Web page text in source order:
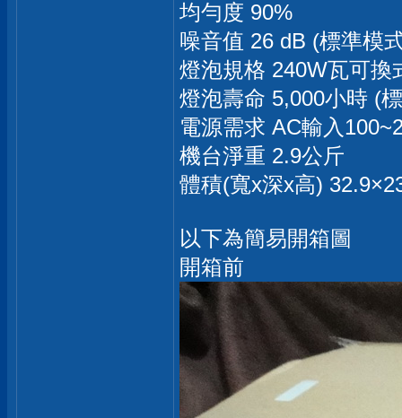
均勻度 90%
噪音值 26 dB (標準模
燈泡規格 240W瓦可換
燈泡壽命 5,000小時 (
電源需求 AC輸入
機台淨重 2.9公斤
體積(寬x深x高)
以下為簡易開箱圖
開箱前